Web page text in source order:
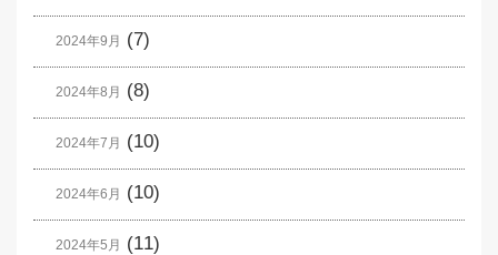
2024年9月 (7)
2024年8月 (8)
2024年7月 (10)
2024年6月 (10)
2024年5月 (11)